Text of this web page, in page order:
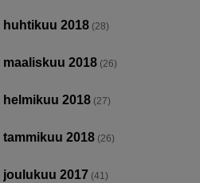
huhtikuu 2018 (28)
maaliskuu 2018 (26)
helmikuu 2018 (27)
tammikuu 2018 (26)
joulukuu 2017 (41)